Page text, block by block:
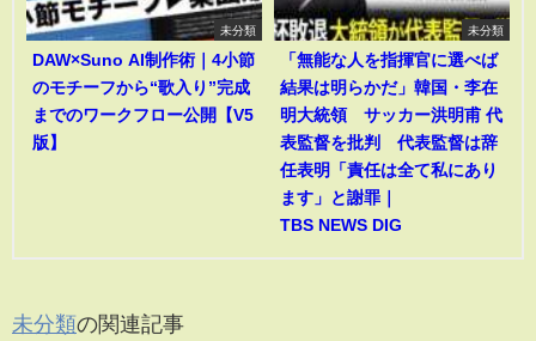
未分類
DAW×Suno AI制作術｜4小節
のモチーフから“歌入り”完成
までのワークフロー公開【V5
版】
未分類
「無能な人を指揮官に選べば
結果は明らかだ」韓国・李在
明大統領 サッカー洪明甫 代
表監督を批判 代表監督は辞
任表明「責任は全て私にあり
ます」と謝罪｜
TBS NEWS DIG
未分類の関連記事